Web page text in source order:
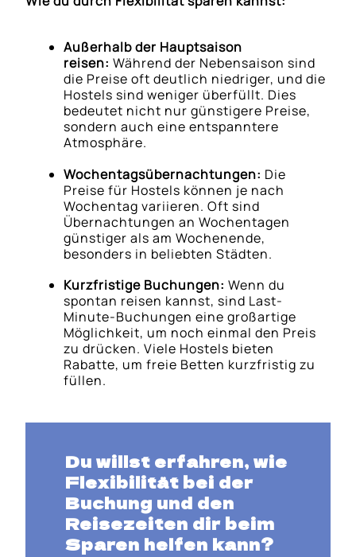
Außerhalb der Hauptsaison
reisen: Während der Nebensaison sind
die Preise oft deutlich niedriger, und die
Hostels sind weniger überfüllt. Dies
bedeutet nicht nur günstigere Preise,
sondern auch eine entspanntere
Atmosphäre.
Wochentagsübernachtungen: Die
Preise für Hostels können je nach
Wochentag variieren. Oft sind
Übernachtungen an Wochentagen
günstiger als am Wochenende,
besonders in beliebten Städten.
Kurzfristige Buchungen:Wenn du
spontan reisen kannst, sind Last-
Minute-Buchungen eine großartige
Möglichkeit, um noch einmal den Preis
zu drücken. Viele Hostels bieten
Rabatte, um freie Betten kurzfristig zu
füllen.
Du willst erfahren, wie
Flexibilität bei der
Buchung und den
Reisezeiten dir beim
Sparen helfen kann?